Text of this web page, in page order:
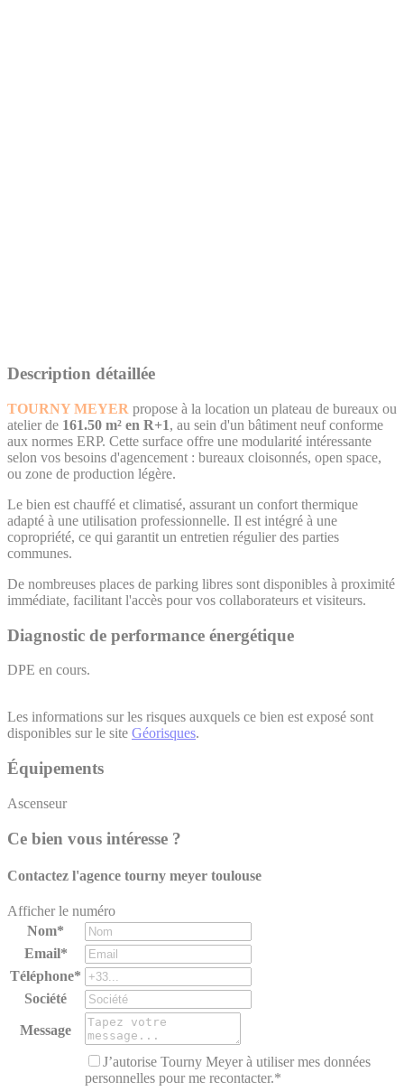
Description détaillée
TOURNY MEYER propose à la location un plateau de bureaux ou
atelier de 161.50 m² en R+1, au sein d'un bâtiment neuf conforme
aux normes ERP. Cette surface offre une modularité intéressante
selon vos besoins d'agencement : bureaux cloisonnés, open space,
ou zone de production légère.
Le bien est chauffé et climatisé, assurant un confort thermique
adapté à une utilisation professionnelle. Il est intégré à une
copropriété, ce qui garantit un entretien régulier des parties
communes.
De nombreuses places de parking libres sont disponibles à proximité
immédiate, facilitant l'accès pour vos collaborateurs et visiteurs.
Diagnostic de performance énergétique
DPE en cours.
Les informations sur les risques auxquels ce bien est exposé sont
disponibles sur le site Géorisques.
Équipements
Ascenseur
Ce bien vous intéresse ?
Contactez l'agence tourny meyer toulouse
Afficher le numéro
Nom*
Email*
Téléphone*
Société
Message
J’autorise Tourny Meyer à utiliser mes données
personnelles pour me recontacter.*